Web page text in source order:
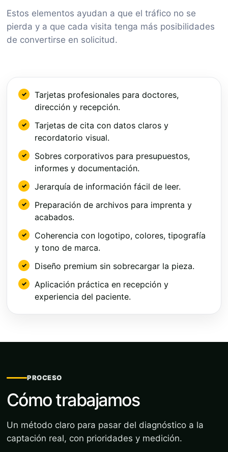
Estos elementos ayudan a que el tráfico no se
pierda y a que cada visita tenga más posibilidades
de convertirse en solicitud.
Tarjetas profesionales para doctores,
dirección y recepción.
Tarjetas de cita con datos claros y
recordatorio visual.
Sobres corporativos para presupuestos,
informes y documentación.
Jerarquía de información fácil de leer.
Preparación de archivos para imprenta y
acabados.
Coherencia con logotipo, colores, tipografía
y tono de marca.
Diseño premium sin sobrecargar la pieza.
Aplicación práctica en recepción y
experiencia del paciente.
PROCESO
Cómo trabajamos
Un método claro para pasar del diagnóstico a la
captación real, con prioridades y medición.